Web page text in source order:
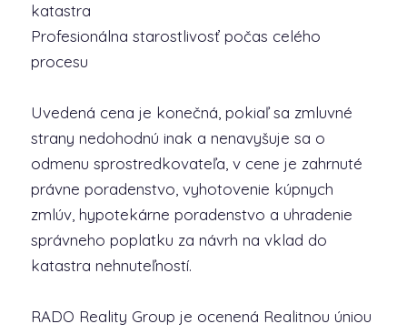
katastra
Profesionálna starostlivosť počas celého
procesu
Uvedená cena je konečná, pokiaľ sa zmluvné
strany nedohodnú inak a nenavyšuje sa o
odmenu sprostredkovateľa, v cene je zahrnuté
právne poradenstvo, vyhotovenie kúpnych
zmlúv, hypotekárne poradenstvo a uhradenie
správneho poplatku za návrh na vklad do
katastra nehnuteľností.
RADO Reality Group je ocenená Realitnou úniou